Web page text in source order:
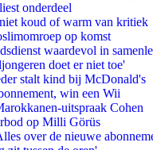
onderdeel
koud of warm van kritiek
op komst
waardevol in
doet er niet toe'
stalt kind bij McDonald's
win een Wii
uitspraak Cohen
op Milli Görüs
over de nieuwe